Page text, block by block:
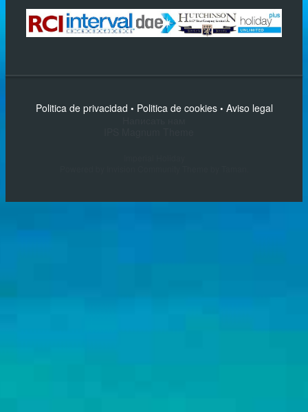
Politica de privacidad • Politica de cookies• Aviso legal